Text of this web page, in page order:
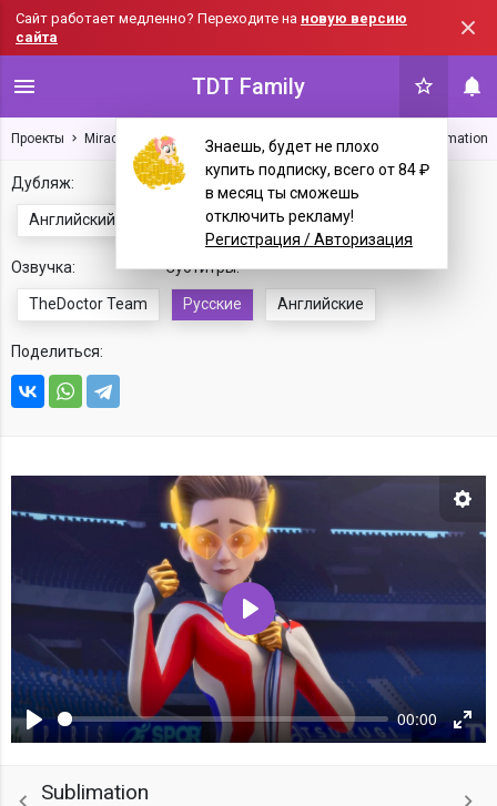
Сайт работает медленно? Переходите на новую версию
сайта
TDT Family
Знаешь, будет не плохо
купить подписку, всего от 84 ₽
в месяц ты сможешь
отключить рекламу!
Регистрация / Авторизация
Проекты Miraculous: Tales of Ladybug & Cat Noir Sublimation
Дубляж:
Английский Русский Французский
Озвучка:
TheDoctor Team
Субтитры:
Русские Английские
Поделиться:
Воспроизвести
00:00
Воспроизвести
Sublimation